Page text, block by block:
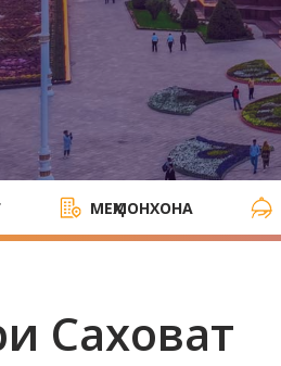
МЕҲМОНХОНА
Саховат